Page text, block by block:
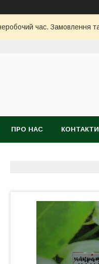
час. Замовлення
ПРО НАС КОНТАКТИ